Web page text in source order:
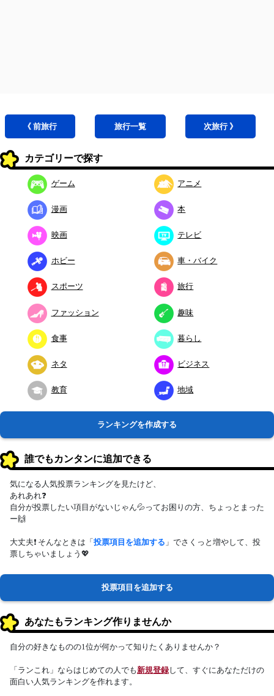
《 前旅行 旅行一覧 次旅行》
カテゴリーで探す
ゲーム アニメ
漫画 本
映画 テレビ
ホビー 車・バイク
スポーツ 旅行
ファッション 趣味
食事 暮らし
ネタ ビジネス
教育 地域
ランキングを作成する
誰でもカンタンに追加できる
気になる人気投票ランキングを見たけど、
あれあれ❓
自分が投票したい項目がないじゃん💦ってお困りの方、ちょっとまった
ー🙌
大丈夫❗ そんなときは「投票項目を追加する 」でさくっと増やして、投
票しちゃいましょう💖
投票項目を追加する
あなたもランキング作りませんか
自分の好きなものの1位が何かって知りたくありませんか？
「ランこれ」ならはじめての人でも新規登録して、すぐにあなただけの
面白い人気ランキングを作れます。